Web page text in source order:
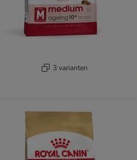
3 varianten